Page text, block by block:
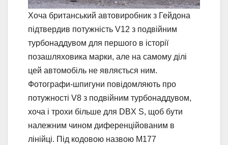
Хоча британський автовиробник з Гейдона
підтвердив потужність V12 з подвійним
турбонаддувом для першого в історії
позашляховика марки, але на самому ділі
цей автомобіль не являється ним.
Фотографи-шпигуни повідомляють про
потужності V8 з подвійним турбонаддувом,
хоча і трохи більше для DBX S, щоб бути
належним чином диференційованим в
лінійці. Під кодовою назвою M177